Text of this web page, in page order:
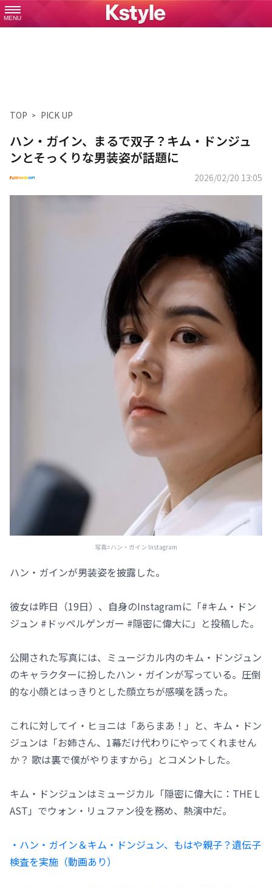
MENU
TOP PICK UP
ハン・ガイン、まるで双子？キム・ドンジュ
ンとそっくりな男装姿が話題に
2026/02/20 13:05
写真=ハン・ガイン Instagram
ハン・ガインが男装姿を披露した。
彼女は昨日（19日）、自身のInstagramに「#キム・ドン
ジュン #ドッペルゲンガー #隠密に偉大に」と投稿した。
公開された写真には、ミュージカル内のキム・ドンジュン
のキャラクターに扮したハン・ガインが写っている。圧倒
的な小顔とはっきりとした顔立ちが感嘆を誘った。
これに対してイ・ヒョニは「あらまあ！」と、キム・ドン
ジュンは「お姉さん、1幕だけ代わりにやってくれません
か？ 歌は裏で僕がやりますから」とコメントした。
キム・ドンジュンはミュージカル「隠密に偉大に：THE L
AST」でウォン・リュファン役を務め、熱演中だ。
・ハン・ガイン＆キム・ドンジュン、もはや親子？遺伝子
検査を実施（動画あり）